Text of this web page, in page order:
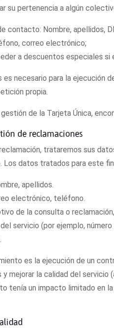
su pertenencia a algún
contacto: Nombre, apellidos,
correo electrónico;
a descuentos especiales
necesario para la ejecución
propia.
de la Tarjeta Única,
de reclamaciones
trataremos sus
datos tratados para este fin
apellidos.
electrónico, teléfono.
de la consulta o
servicio (por ejemplo,
es la ejecución de un
y mejorar la calidad del
tenía un impacto limitado en